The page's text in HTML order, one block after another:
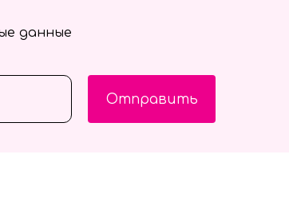
Отправить
данные